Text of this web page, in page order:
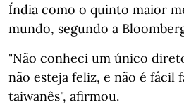
Índia como o quinto maior
mundo, segundo a
"Não conheci um único
não esteja feliz, e não é fácil
taiwanês", afirmou.